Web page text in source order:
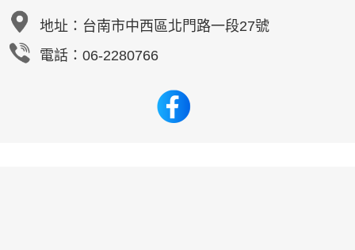
地址： 台南市中西區北門路一段27號
電話：06-2280766